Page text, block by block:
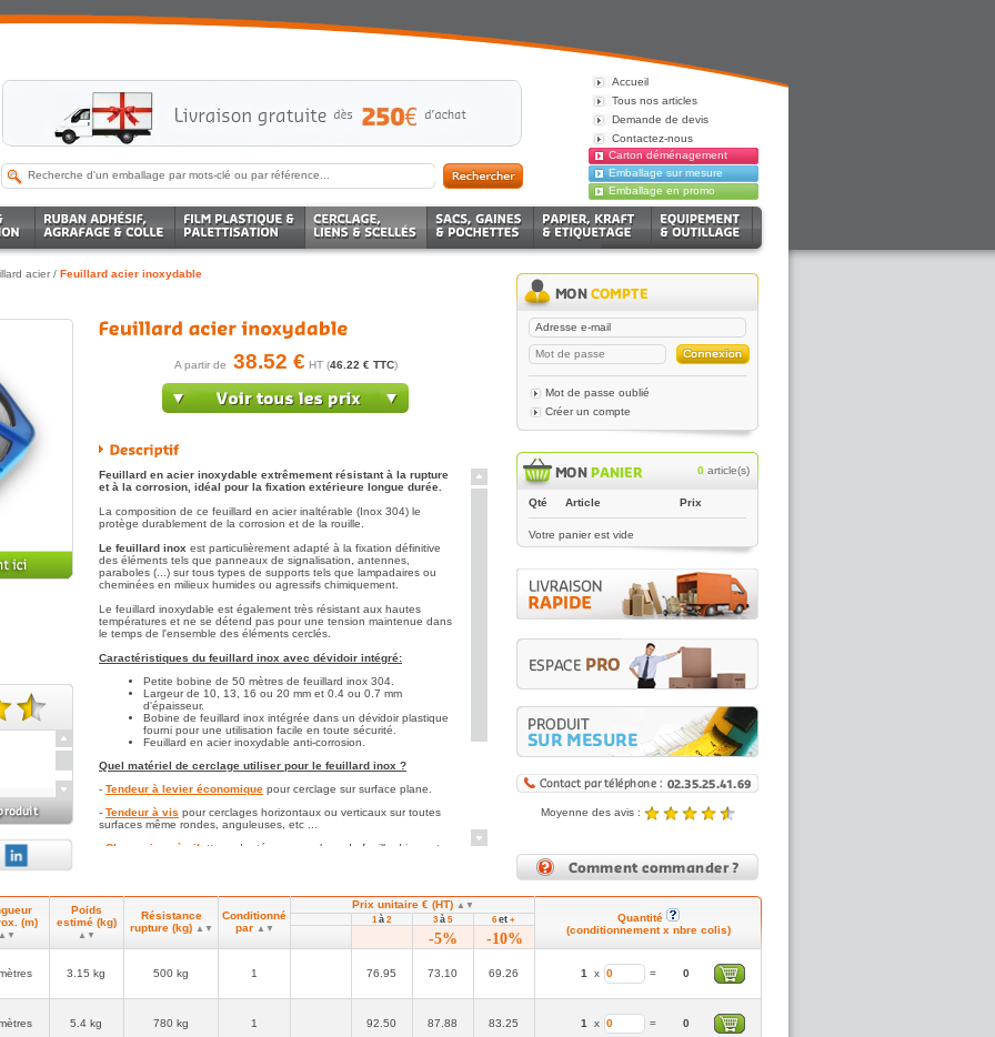
acier / Feuillard acier inoxydable
A partir de 38.52 € HT (46.22 € TTC)
Feuillard en acier inoxydable extrêmement résistant à la rupture
et à la corrosion, idéal pour la fixation extérieure longue durée.
La composition de ce feuillard en acier inaltérable (Inox 304) le
protège durablement de la corrosion et de la rouille.
Le feuillard inox est particulièrement adapté à la fixation définitive
des éléments tels que panneaux de signalisation, antennes,
paraboles (...) sur tous types de supports tels que lampadaires ou
cheminées en milieux humides ou agressifs chimiquement.
Le feuillard inoxydable est également très résistant aux hautes
températures et ne se détend pas pour une tension maintenue dans
le temps de l'ensemble des éléments cerclés.
Caractéristiques du feuillard inox avec dévidoir intégré:
Petite bobine de 50 mètres de feuillard inox 304.
Largeur de 10, 13, 16 ou 20 mm et 0.4 ou 0.7 mm
d'épaisseur.
Bobine de feuillard inox intégrée dans un dévidoir plastique
fourni pour une utilisation facile en toute sécurité.
Feuillard en acier inoxydable anti-corrosion.
Quel matériel de cerclage utiliser pour le feuillard inox ?
- Tendeur à levier économique pour cerclage sur surface plane.
- Tendeur à vis pour cerclages horizontaux ou verticaux sur toutes
surfaces même rondes, anguleuses, etc ...
Chapes inox à ailettes
adaptées au cerclage du feuillard inox et
l'ensemble de cerclage (tendeur+chapes+feuillard) prêt à l'emploi et
à prix remisé.
Mot de passe oublié
Créer un compte
0 article(s)
Qté Article Prix
Votre panier est vide
Moyenne des avis :
(m)
▲▼
Poids
estimé (kg)
▲▼
Résistance
rupture (kg) ▲▼
Conditionné
par ▲▼
Prix unitaire € (HT) ▲▼
Quantité
(conditionnement x nbre colis)
1à 2 3 à 5 6et +
-5% -10%
3.15 kg 500 kg 1 76.95 73.10 69.26 1 x = 0
5.4 kg 780 kg 1 92.50 87.88 83.25 1 x = 0
Accueil
Tous nos articles
Demande de devis
Contactez-nous
Carton déménagement
Emballage sur mesure
Emballage en promo